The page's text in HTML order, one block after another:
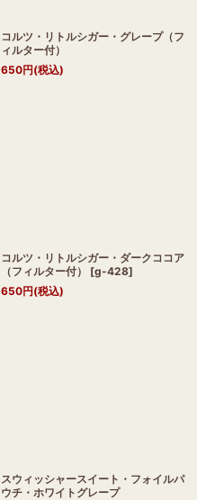
コルツ・リトルシガー・グレープ（フ
ィルター付）
650円(税込)
コルツ・リトルシガー・ダークココア
（フィルター付）
[g-428]
650円(税込)
スウィッシャースイート・フォイルパ
ウチ・ホワイトグレープ